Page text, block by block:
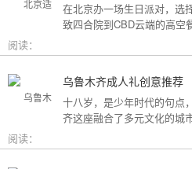
在北京办一场生日派对，
致四合院到CBD云端的高空
墅到充满野趣的京郊草坪
个，我把不同类型的场地分
阅读：
乌鲁木齐成人礼创意推荐
十八岁，是少年时代的句点
齐这座融合了多元文化的城
创意。这份攻略为你梳理
能，希望能帮你找到最独特
阅读：